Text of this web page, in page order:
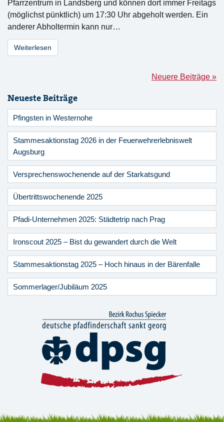
Pfarrzentrum in Landsberg und können dort immer Freitags
(möglichst pünktlich) um 17:30 Uhr abgeholt werden. Ein
anderer Abholtermin kann nur…
Weiterlesen
Neuere Beiträge »
Neueste Beiträge
Pfingsten in Westernohe
Stammesaktionstag 2026 in der Feuerwehrerlebniswelt
Augsburg
Versprechenswochenende auf der Starkatsgund
Übertrittswochenende 2025
Pfadi-Unternehmen 2025: Städtetrip nach Prag
Ironscout 2025 – Bist du gewandert durch die Welt
Stammesaktionstag 2025 – Hoch hinaus in der Bärenfalle
Sommerlager/Jubiläum 2025